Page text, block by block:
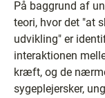
På baggrund af
teori, hvor det "at
udvikling" er
interaktionen
kræft, og de
sygeplejersker,